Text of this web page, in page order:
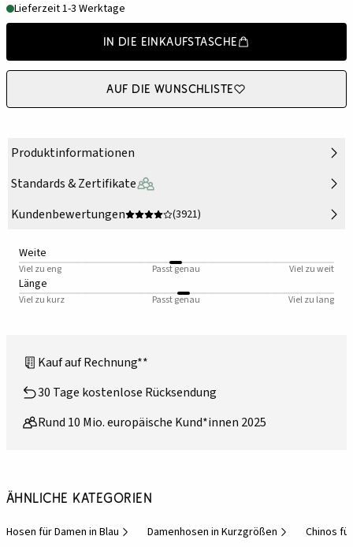
Lieferzeit 1-3 Werktage
In die Einkaufstasche
Auf die Wunschliste
Produktinformationen
Standards & Zertifikate
Kundenbewertungen
(3921)
Weite
Viel zu eng Passt genau Viel zu weit
Länge
Viel zu kurz Passt genau Viel zu lang
Kauf auf Rechnung**
30 Tage kostenlose Rücksendung
Rund 10 Mio. europäische Kund*innen 2025
Ähnliche Kategorien
Hosen für Damen in Blau Damenhosen in Kurzgrößen Chinos